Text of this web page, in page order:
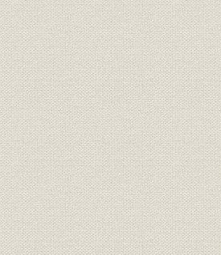
1. 三井物産の設立と石炭
三井物産の設立と発展
三池炭輸出と販売網の拡大
2. 創業期の海運業
石炭輸送の社船
用船活動の展開
日本人船長の採用と保険
3. 業績